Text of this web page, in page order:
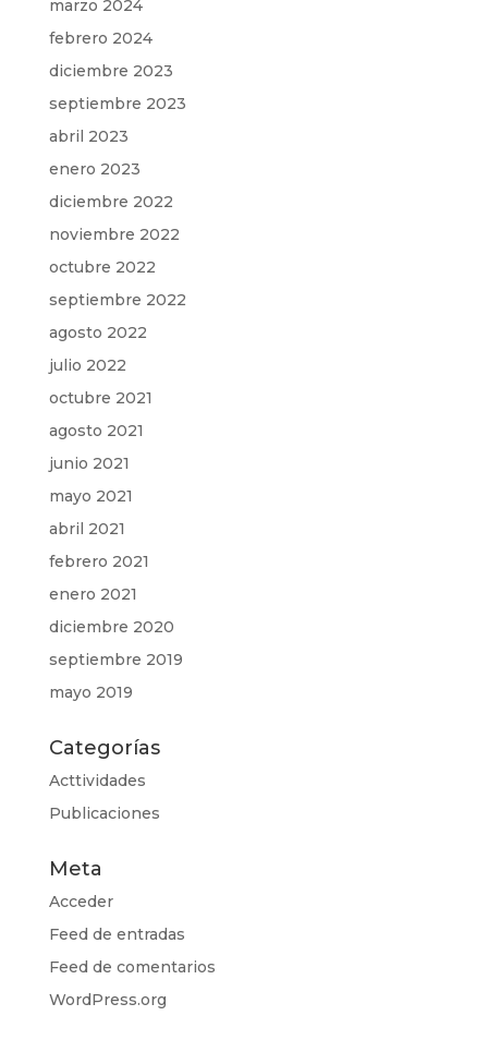
marzo 2024
febrero 2024
diciembre 2023
septiembre 2023
abril 2023
enero 2023
diciembre 2022
noviembre 2022
octubre 2022
septiembre 2022
agosto 2022
julio 2022
octubre 2021
agosto 2021
junio 2021
mayo 2021
abril 2021
febrero 2021
enero 2021
diciembre 2020
septiembre 2019
mayo 2019
Categorías
Acttividades
Publicaciones
Meta
Acceder
Feed de entradas
Feed de comentarios
WordPress.org